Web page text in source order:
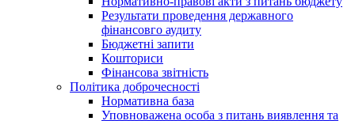
Результати проведення державного
фінансовго аудиту
Бюджетні запити
Кошториси
Фінансова звітність
Політика доброчесності
Нормативна база
Уповноважена особа з питань виявлення та